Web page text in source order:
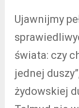
Ujawnijmy
świata: czy
jednej
żydowskiej